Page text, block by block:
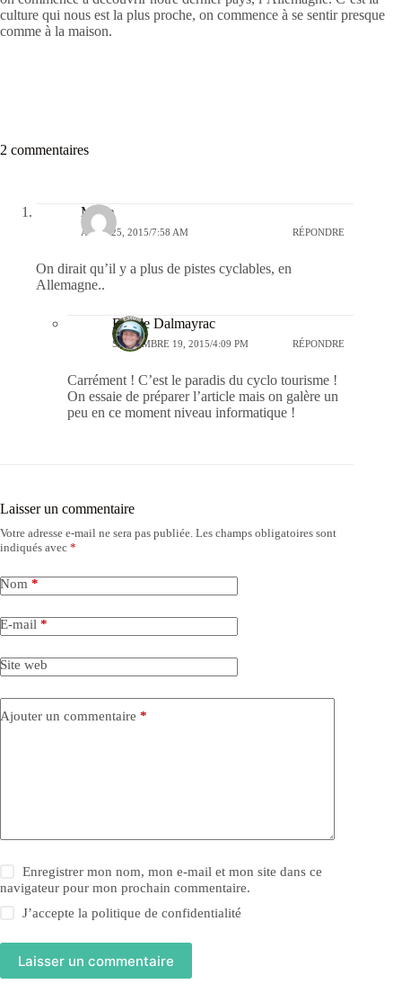
culture qui nous est la plus proche, on commence à se sentir presque
comme à la maison.
2 commentaires
Marie
AOÛT 25, 2015/7:58 AM RÉPONDRE
On dirait qu’il y a plus de pistes cyclables, en
Allemagne..
Estelle Dalmayrac
SEPTEMBRE 19, 2015/4:09 PM RÉPONDRE
Carrément ! C’est le paradis du cyclo tourisme !
On essaie de préparer l’article mais on galère un
peu en ce moment niveau informatique !
Laisser un commentaire
Votre adresse e-mail ne sera pas publiée. Les champs obligatoires sont
indiqués avec *
Nom *
E-mail *
Site web
Ajouter un commentaire *
Enregistrer mon nom, mon e-mail et mon site dans ce
navigateur pour mon prochain commentaire.
J’accepte lapolitique de confidentialité
Laisser un commentaire